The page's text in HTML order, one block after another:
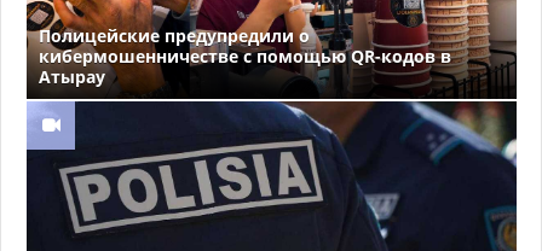
Полицейские предупредили о
кибермошенничестве с помощью QR-кодов в
Атырау